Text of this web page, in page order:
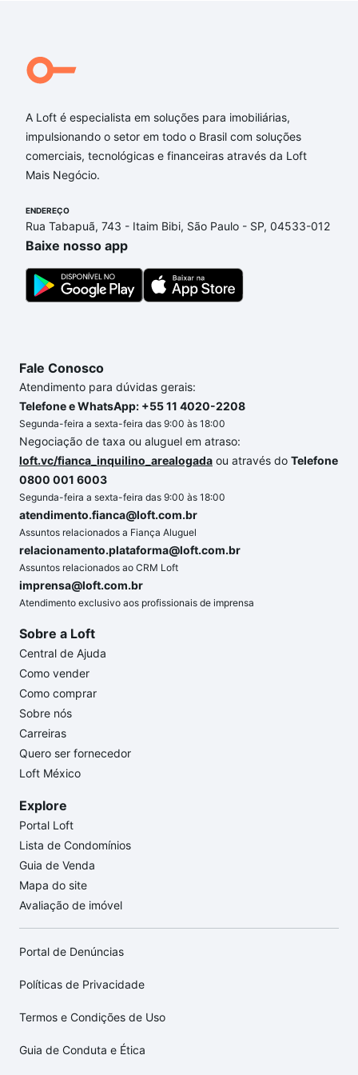
A Loft é especialista em soluções para imobiliárias,
impulsionando o setor em todo o Brasil com soluções
comerciais, tecnológicas e financeiras através da Loft
Mais Negócio.
ENDEREÇO
Rua Tabapuã, 743 - Itaim Bibi, São Paulo - SP, 04533-012
Baixe nosso app
Fale Conosco
Atendimento para dúvidas gerais:
Telefone e WhatsApp: +55 11 4020-2208
Segunda-feira a sexta-feira das 9:00 às 18:00
Negociação de taxa ou aluguel em atraso:
loft.vc/fianca_inquilino_arealogada ou através do Telefone
0800 001 6003
Segunda-feira a sexta-feira das 9:00 às 18:00
atendimento.fianca@loft.com.br
Assuntos relacionados a Fiança Aluguel
relacionamento.plataforma@loft.com.br
Assuntos relacionados ao CRM Loft
imprensa@loft.com.br
Atendimento exclusivo aos profissionais de imprensa
Sobre a Loft
Central de Ajuda
Como vender
Como comprar
Sobre nós
Carreiras
Quero ser fornecedor
Loft México
Explore
Portal Loft
Lista de Condomínios
Guia de Venda
Mapa do site
Avaliação de imóvel
Portal de Denúncias
Políticas de Privacidade
Termos e Condições de Uso
Guia de Conduta e Ética